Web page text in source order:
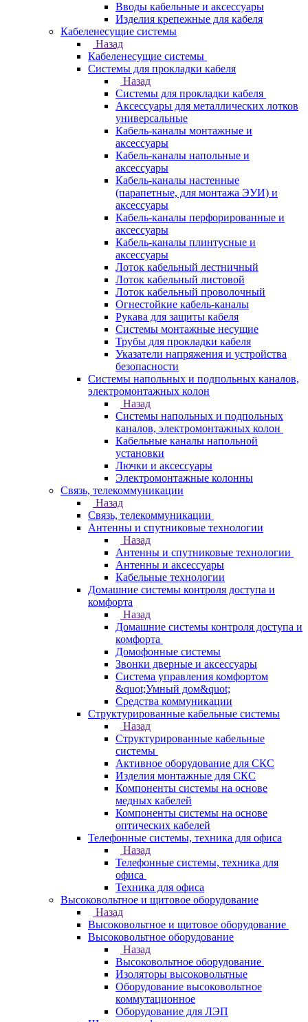
Вводы кабельные и аксессуары
Изделия крепежные для кабеля
Кабеленесущие системы
Назад
Кабеленесущие системы
Системы для прокладки кабеля
Назад
Системы для прокладки кабеля
Аксессуары для металлических лотков
универсальные
Кабель-каналы монтажные и
аксессуары
Кабель-каналы напольные и
аксессуары
Кабель-каналы настенные
(парапетные, для монтажа ЭУИ) и
аксессуары
Кабель-каналы перфорированные и
аксессуары
Кабель-каналы плинтусные и
аксессуары
Лоток кабельный лестничный
Лоток кабельный листовой
Лоток кабельный проволочный
Огнестойкие кабель-каналы
Рукава для защиты кабеля
Системы монтажные несущие
Трубы для прокладки кабеля
Указатели напряжения и устройства
безопасности
Системы напольных и подпольных каналов,
электромонтажных колон
Назад
Системы напольных и подпольных
каналов, электромонтажных колон
Кабельные каналы напольной
установки
Лючки и аксессуары
Электромонтажные колонны
Связь, телекоммуникации
Назад
Связь, телекоммуникации
Антенны и спутниковые технологии
Назад
Антенны и спутниковые технологии
Антенны и аксессуары
Кабельные технологии
Домашние системы контроля доступа и
комфорта
Назад
Домашние системы контроля доступа и
комфорта
Домофонные системы
Звонки дверные и аксессуары
Система управления комфортом
&quot;Умный дом&quot;
Средства коммуникации
Структурированные кабельные системы
Назад
Структурированные кабельные
системы
Активное оборудование для СКС
Изделия монтажные для СКС
Компоненты системы на основе
медных кабелей
Компоненты системы на основе
оптических кабелей
Телефонные системы, техника для офиса
Назад
Телефонные системы, техника для
офиса
Техника для офиса
Высоковольтное и щитовое оборудование
Назад
Высоковольтное и щитовое оборудование
Высоковольтное оборудование
Назад
Высоковольтное оборудование
Изоляторы высоковольтные
Оборудование высоковольтное
коммутационное
Оборудование для ЛЭП